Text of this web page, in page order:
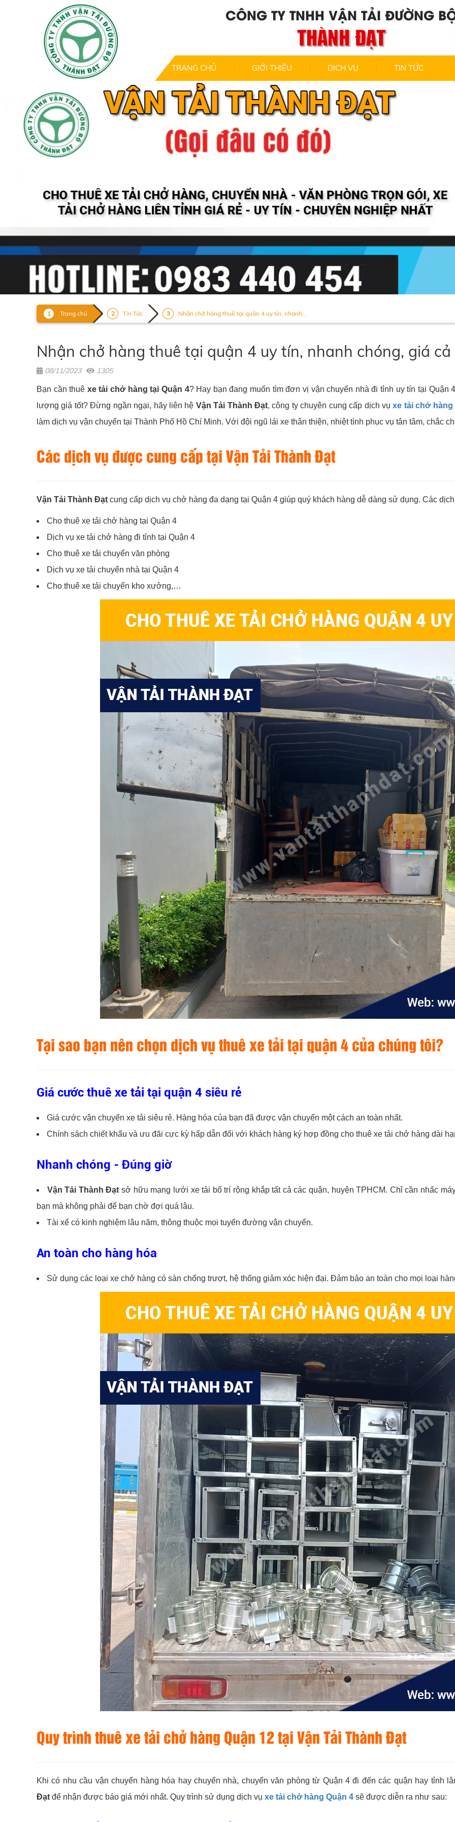
CÔNG TY TNHH VẬN TẢI ĐƯỜNG
THÀNH ĐẠT
TRANG CHỦ GIỚI THIỆU DỊCH VỤ TIN TỨC
Trang chủ Tin Tức Nhận chở hàng thuê tại quận 4 uy tín, nhanh...
Nhận chở hàng thuê tại quận 4 uy tín, nhanh chóng, giá
08/11/2023 1305
Bạn cần thuê xe tải chở hàng tại Quận 4? Hay bạn đang muốn tìm đơn vị vận chuyển nhà đi tỉnh uy tín tại Quận
lượng giá tốt? Đừng ngần ngại, hãy liên hệ Vận Tải Thành Đạt, công ty chuyên cung cấp dịch vụxe tải chở hàng
làm dịch vụ vận chuyển tại Thành Phố Hồ Chí Minh. Với đội ngũ lái xe thân thiện, nhiệt tình phục vụ tân tâm, chắc
Các dịch vụ được cung cấp tạiVận Tải Thành Đạt
Vận Tải Thành Đạt cung cấp dịch vụ chở hàng đa dạng tại Quận 4 giúp quý khách hàng dễ dàng sử dụng. Các
Cho thuê xe tải chở hàng tại Quận 4
Dịch vụ xe tải chở hàng đi tỉnh tại Quận 4
Cho thuê xe tải chuyển văn phòng
Dịch vụ xe tải chuyển nhà tại Quận 4
Cho thuê xe tải chuyển kho xưởng,…
Tại sao bạn nên chọn dịch vụ thuê xe tải tại quận 4 của chúng tôi?
Giá cước thuê xe tải tại quận 4 siêu rẻ
Giá cước vận chuyển xe tải siêu rẻ. Hàng hóa của bạn đã được vận chuyển một cách an toàn nhất.
Chính sách chiết khấu và ưu đãi cực kỳ hấp dẫn đối với khách hàng ký hợp đồng cho thuê xe tải chở hàng dài
Nhanh chóng - Đúng giờ
Vận Tải Thành Đạt sở hữu mạng lưới xe tải bố trí rộng khắp tất cả các quận, huyện TPHCM. Chỉ cần nhấc
bạn mà không phải để bạn chờ đợi quá lâu.
Tài xế có kinh nghiệm lâu năm, thông thuộc mọi tuyến đường vận chuyển.
An toàn cho hàng hóa
Sử dụng các loại xe chở hàng có sàn chống trượt, hệ thống giảm xóc hiện đại. Đảm bảo an toàn cho mọi loại
Quy trình thuê xe tải chở hàng Quận 12 tạiVận Tải Thành Đạt
Khi có nhu cầu vận chuyển hàng hóa hay chuyển nhà, chuyển văn phòng từ Quận 4 đi đến các quận hay tỉnh
Đạt để nhận được báo giá mới nhất. Quy trình sử dụng dịch vụ xe tải chở hàng Quận 4 sẽ được diễn ra như sau: